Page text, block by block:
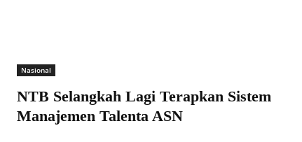
Nasional
NTB Selangkah Lagi Terapkan Sistem
Manajemen Talenta ASN